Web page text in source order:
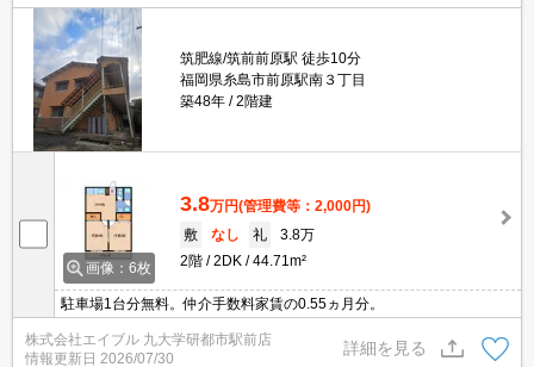
筑肥線/筑前前原駅 徒歩10分
福岡県糸島市前原駅南３丁目
築48年
2階建
画像：6枚
3.8万円(管理費等：2,000円)
敷
なし 礼
3.8万
2階
2DK 44.71m²
駐車場1台分無料。仲介手数料家賃の0.55ヵ月分。
株式会社エイブル 九大学研都市駅前店
情報更新日 2026/07/30
詳細を見る